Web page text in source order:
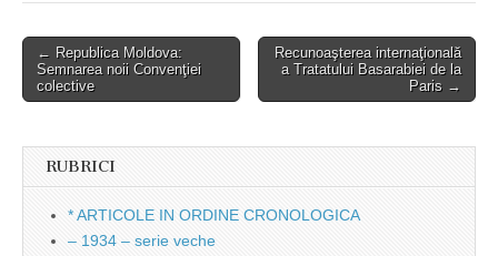
Post
navigation
← Republica Moldova:
Semnarea noii Convenţiei
colective
Recunoaşterea internaţională
a Tratatului Basarabiei de la
Paris →
RUBRICI
* ARTICOLE IN ORDINE CRONOLOGICA
– 1934 – serie veche